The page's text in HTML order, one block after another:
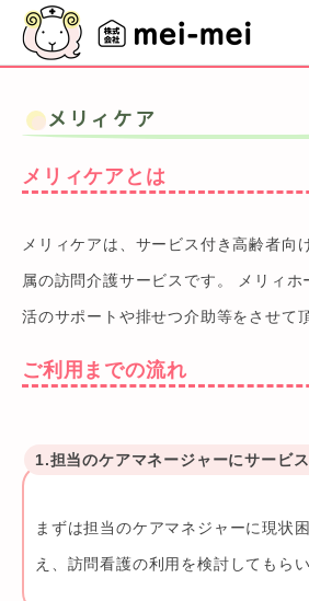
メリィケア
メリィケアとは
メリィケアは、サービス付き高齢者向
属の訪問介護サービスです。 メリィホ
活のサポートや排せつ介助等をさせて
ご利用までの流れ
1.担当のケアマネージャーにサービ
まずは担当のケアマネジャーに現状
え、訪問看護の利用を検討してもらい